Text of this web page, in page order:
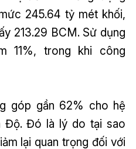
245.64 tỷ mét khối,
213.29 BCM. Sử dụng
11%, trong khi công
góp gần 62% cho hệ
Độ. Đó là lý do tại sao
lại quan trọng đối với